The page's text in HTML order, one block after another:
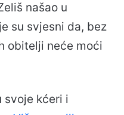
našao u
su svjesni da, bez
obitelji neće moći
svoje kćeri i